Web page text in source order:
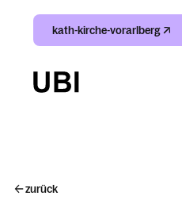
kath-kirche-vorarlberg
zurück